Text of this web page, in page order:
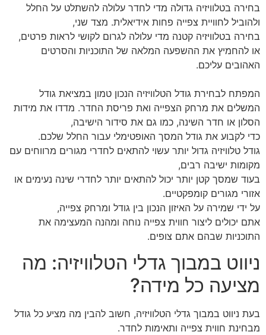
בחירה בטלוויזיה גדולה מדי לחדר עלולה להשתלט על החלל
ולהוביל לחוויית צפייה פחות אידיאלית. מצד שני,
בחירה בטלוויזיה קטנה מדי עלולה לגרום לקושי לראות פרטים,
או להחמיץ את ההשפעה המלאה של התוכניות והסרטים
האהובים עליכם.
המפתח לבחירת גודל הטלוויזיה הנכון טמון במציאת גודל
המשלים את מרחק הצפייה ואת פריסת החדר. מדדו את מידות
הסלון או חדר השינה, כמו גם את סידור הישיבה,
כדי לקבוע את גודל המסך האופטימלי עבור החלל שלכם.
גודל טלוויזיה גדול יותר עשוי להתאים לחדרי מגורים מרווחים עם
מקומות ישיבה רבים,
בעוד שמסך קטן יותר יכול להתאים יותר לחדרי שינה נעימים או
אזורי מגורים קומפקטיים.
על ידי שמירה על האיזון הנכון בין גודל ומרחק צפייה,
אתם יכולים ליצור חווית צפייה נוחה ומהנה המעצימה את
התוכניות שבהם אתם צופים.
ניווט במבוך גדלי הטלוויזיה: מה
מציעה כל מידה?
בעת ניווט במבוך גדלי הטלוויזיה, חשוב להבין מה מציע כל גודל
מבחינת חווית צפייה ותאימות לחדר.